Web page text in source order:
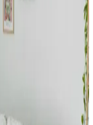
Renk Dengesi ve
ve desen uyumu ile
ve mobilyalarla
Kullanımı ve
aksesuar seçimi ve
dengesini sağlar.
bir atmosfer oluşturulur.